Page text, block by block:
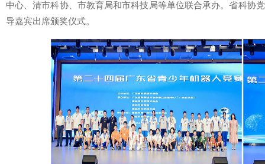
中心、清市科协、市教育局和市科技局等单位联合承办。省科协
导嘉宾出席颁奖仪式。